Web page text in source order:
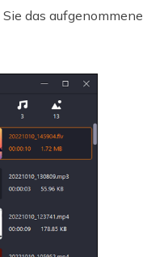
das aufgenommene